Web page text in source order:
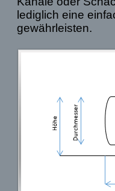
lediglich eine
gewährleisten.